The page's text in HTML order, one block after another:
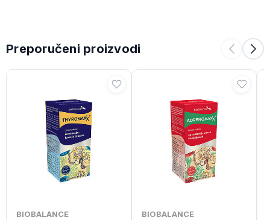
Preporučeni proizvodi
BIOBALANCE BIOBALANCE